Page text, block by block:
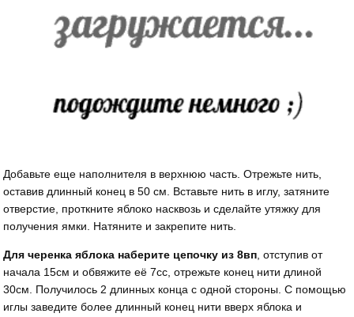
Добавьте еще наполнителя в верхнюю часть. Отрежьте нить,
оставив длинный конец в 50 см. Вставьте нить в иглу, затяните
отверстие, проткните яблоко насквозь и сделайте утяжку для
получения ямки. Натяните и закрепите нить.
Для черенка яблока наберите цепочку из 8вп, отступив от
начала 15см и обвяжите её 7сс, отрежьте конец нити длиной
30см. Получилось 2 длинных конца с одной стороны. С помощью
иглы заведите более длинный конец нити вверх яблока и